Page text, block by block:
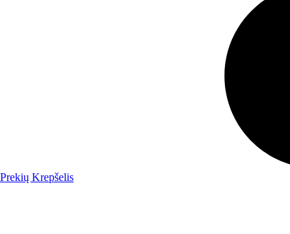
Prekių Krepšelis